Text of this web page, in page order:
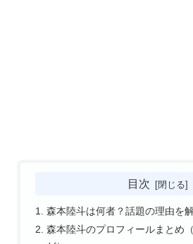
目次
森本陸斗は何者？話題の理由を
森本陸斗のプロフィールまとめ